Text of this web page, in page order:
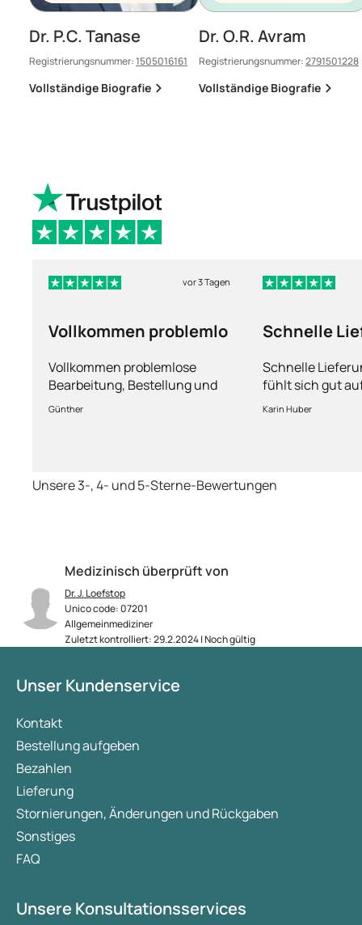
Medizinisch überprüft von
Dr. J. Loefstop
Unico code: 07201
Allgemeinmediziner
Zuletzt kontrolliert: 29.2.2024 | Noch gültig
Dr. P.C. Tanase
Registrierungsnummer:1505016161
Vollständige Biografie
Dr. O.R. Avram
Registrierungsnummer:2791501228
Vollständige Biografie
vor 3 Tagen
Vollkommen problemlo
Vollkommen problemlose
Bearbeitung, Bestellung und
Lieferung
Günther
Schnelle
Schnelle
fühlt sich gut
Fragen kann
Karin Huber
Unsere 3-, 4- und 5-Sterne-Bewertungen
Unser Kundenservice
Kontakt
Bestellung aufgeben
Bezahlen
Lieferung
Stornierungen, Änderungen und Rückgaben
Sonstiges
FAQ
Unsere Konsultationsservices